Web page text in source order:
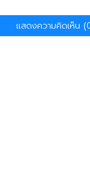
แสดงความคิดเห็น